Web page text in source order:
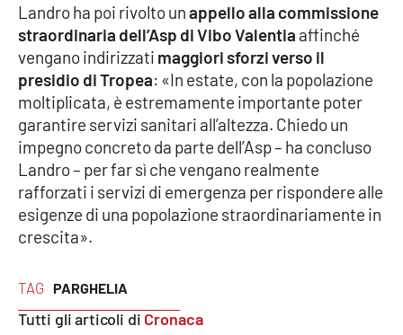
LaC TV
LaC Network
LaC OnAir
EDIZIONI
LOCALI
Catanzaro
Crotone
Vibo Valentia
TAG PARGHELIA
Tutti gli articoli di Cronaca
Landro ha poi rivolto unappello alla commissione
straordinaria dell’Asp di Vibo Valentia affinché
vengano indirizzati maggiori sforzi verso il
presidio di Tropea: «In estate, con la popolazione
moltiplicata, è estremamente importante poter
garantire servizi sanitari all’altezza. Chiedo un
impegno concreto da parte dell’Asp – ha concluso
Landro – per far sì che vengano realmente
rafforzati i servizi di emergenza per rispondere alle
esigenze di una popolazione straordinariamente in
crescita».